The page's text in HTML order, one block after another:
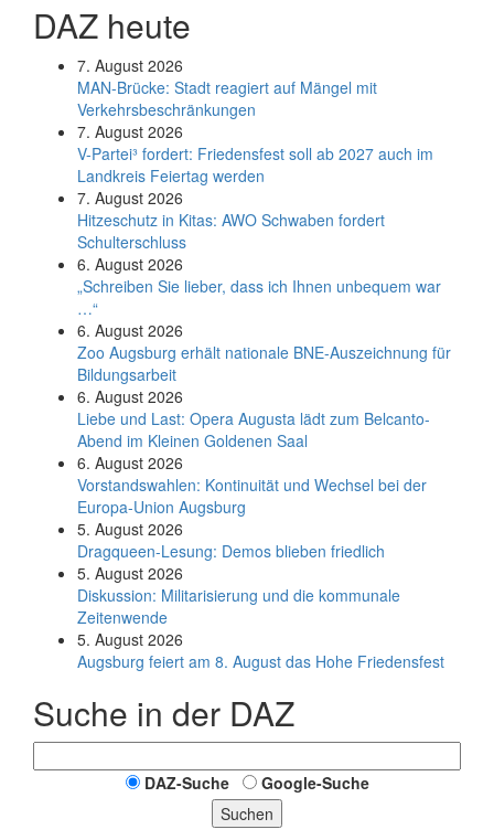
DAZ heute
7. August 2026
MAN-Brücke: Stadt reagiert auf Mängel mit
Verkehrsbeschränkungen
7. August 2026
V-Partei­³ fordert: Friedens­fest soll ab 2027 auch im
Land­kreis Feier­tag werden
7. August 2026
Hitzeschutz in Kitas: AWO Schwaben fordert
Schulterschluss
6. August 2026
„Schreiben Sie lieber, dass ich Ihnen unbequem war
…“
6. August 2026
Zoo Augsburg erhält nationale BNE-Auszeichnung für
Bildungsarbeit
6. August 2026
Liebe und Last: Opera Augusta lädt zum Belcanto-
Abend im Kleinen Goldenen Saal
6. August 2026
Vorstandswahlen: Kontinuität und Wechsel bei der
Europa-Union Augsburg
5. August 2026
Dragqueen-Lesung: Demos blieben friedlich
5. August 2026
Diskussion: Mi­li­ta­ri­sie­rung und die kommunale
Zeitenwende
5. August 2026
Augsburg feiert am 8. August das Hohe Friedensfest
Suche in der DAZ
DAZ-Suche
Google-Suche
Suchen